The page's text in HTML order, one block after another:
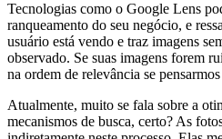
Tecnologias como o Google Lens
ranqueamento do seu negócio, e
usuário está vendo e traz imagens
observado. Se suas imagens forem
na ordem de relevância se
Atualmente, muito se fala sobre a
mecanismos de busca, certo? As